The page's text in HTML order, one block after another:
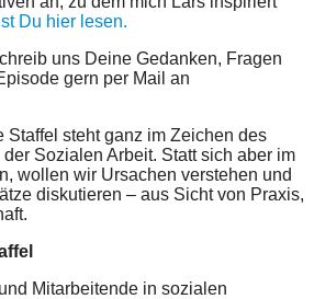
Du hier lesen.
uns Deine Gedanken, Fragen
gern per Mail an
Staffel steht ganz im Zeichen des
Sozialen Arbeit. Statt sich aber im
wollen wir Ursachen verstehen und
diskutieren – aus Sicht von Praxis,
Mitarbeitende in sozialen